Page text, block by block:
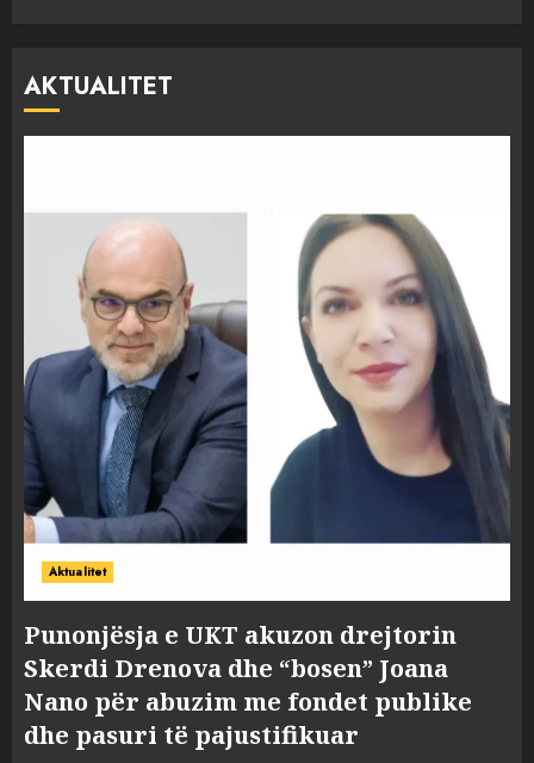
AKTUALITET
Aktualitet
Punonjësja e UKT akuzon drejtorin
Skerdi Drenova dhe “bosen” Joana
Nano për abuzim me fondet publike
dhe pasuri të pajustifikuar